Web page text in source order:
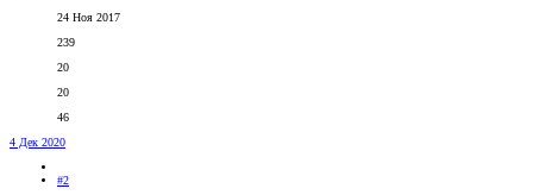
24 Ноя 2017
239
20
20
46
4 Дек 2020
#2